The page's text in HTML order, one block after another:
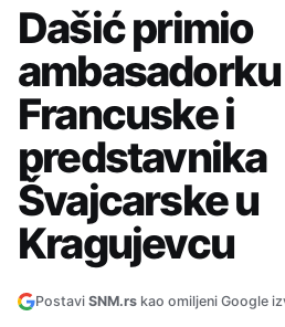
Dašić primio
ambasadorku
Francuske i
predstavnika
Švajcarske u
Kragujevcu
Postavi SNM.rs kao omiljeni Google